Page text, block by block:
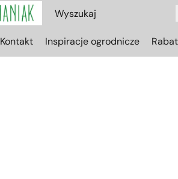
Kontakt Inspiracje ogrodnicze